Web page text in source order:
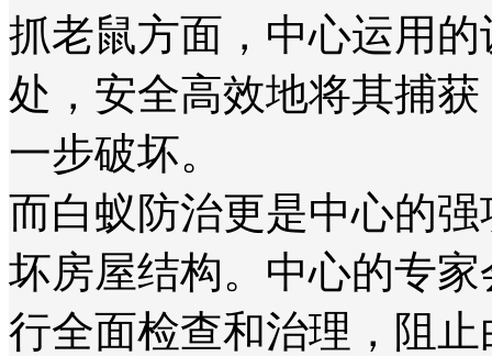
抓老鼠方面，中心运用
处，安全高效地将其捕
一步破坏。
而白蚁防治更是中心的
坏房屋结构。中心的专
行全面检查和治理，阻